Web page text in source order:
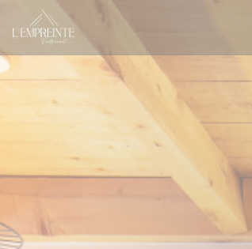
Personnalisation de vos choix en matière de cookies